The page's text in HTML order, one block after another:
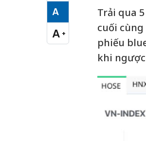
A
Cỡ chữ vừa
A +
Cỡ chữ lớn
Trải qua
cuối
phiếu
khi